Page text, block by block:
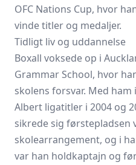
OFC Nations Cup, hvor
vinde titler og medaljer.
Tidligt liv og uddannelse
Boxall voksede op i
Grammar School, hvor
skolens forsvar. Med
Albert ligatitler i 2004 og
sikrede sig førstepladsen
skolearrangement, og i
var han holdkaptajn og